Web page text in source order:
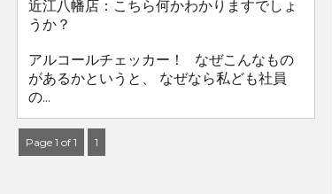
近江八幡店：こちら何かわかりますでしょ
うか？
アルコールチェッカー！ なぜこんなもの
があるかというと、 なぜなら私ども社員
の...
Page 1 of 1 1